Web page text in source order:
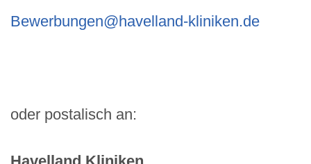
Bewerbungen@havelland-kliniken.de
oder postalisch an: